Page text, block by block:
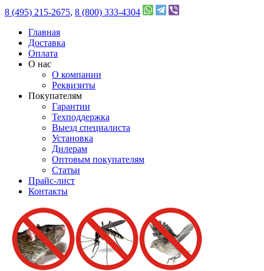
8 (495) 215-2675, 8 (800) 333-4304
Главная
Доставка
Оплата
О нас
О компании
Реквизиты
Покупателям
Гарантии
Техподдержка
Выезд специалиста
Установка
Дилерам
Оптовым покупателям
Статьи
Прайс-лист
Контакты